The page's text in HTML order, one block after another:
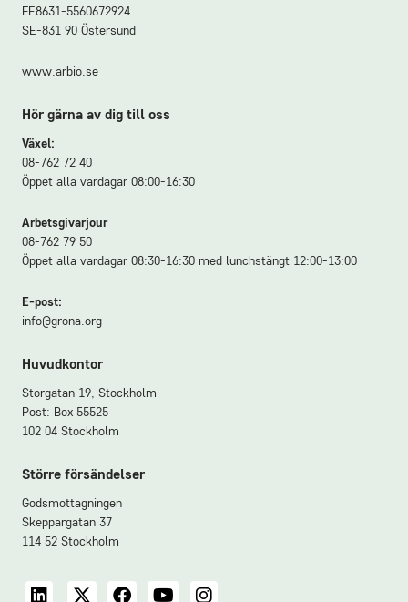
FE8631-5560672924
SE-831 90 Östersund
www.arbio.se
Hör gärna av dig till oss
Växel:
08-762 72 40
Öppet alla vardagar 08:00-16:30
Arbetsgivarjour
08-762 79 50
Öppet alla vardagar 08:30-16:30 med lunchstängt 12:00-13:00
E-post:
info@grona.org
Huvudkontor
Storgatan 19, Stockholm
Post: Box 55525
102 04 Stockholm
Större försändelser
Godsmottagningen
Skeppargatan 37
114 52 Stockholm